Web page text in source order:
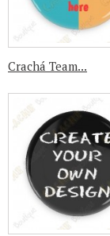
Crachá Team...